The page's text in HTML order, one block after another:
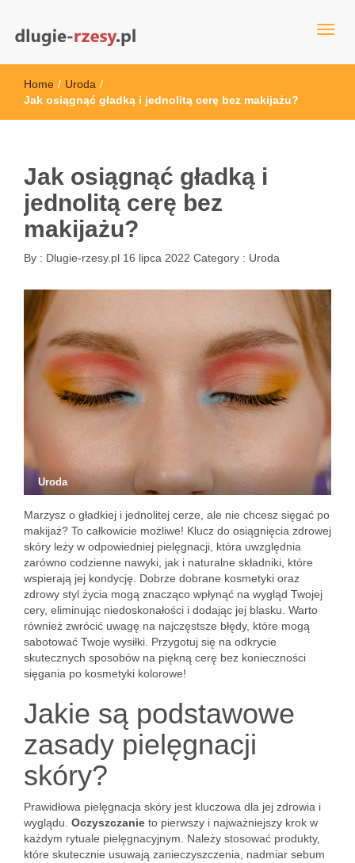
dlugie-rzesy.pl
Home / Uroda /
Jak osiągnąć gładką i jednolitą cerę bez makijażu?
Jak osiągnąć gładką i
jednolitą cerę bez
makijażu?
By : Dlugie-rzesy.pl 16 lipca 2022 Category : Uroda
Uroda
Marzysz o gładkiej i jednolitej cerze, ale nie chcesz sięgać po
makijaż? To całkowicie możliwe! Klucz do osiągnięcia zdrowej
skóry leży w odpowiedniej pielęgnacji, która uwzględnia
zarówno codzienne nawyki, jak i naturalne składniki, które
wspierają jej kondycję. Dobrze dobrane kosmetyki oraz
zdrowy styl życia mogą znacząco wpłynąć na wygląd Twojej
cery, eliminując niedoskonałości i dodając jej blasku. Warto
również zwrócić uwagę na najczęstsze błędy, które mogą
sabotować Twoje wysiłki. Przygotuj się na odkrycie
skutecznych sposobów na piękną cerę bez konieczności
sięgania po kosmetyki kolorowe!
Jakie są podstawowe
zasady pielęgnacji
skóry?
Prawidłowa pielęgnacja skóry jest kluczowa dla jej zdrowia i
wyglądu. Oczyszczanie to pierwszy i najważniejszy krok w
każdym rytuale pielęgnacyjnym. Należy stosować produkty,
które skutecznie usuwają zanieczyszczenia, nadmiar sebum